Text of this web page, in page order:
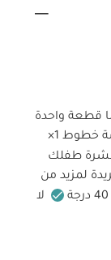
والراحة عند ارتداء هذا الطقم المكون من 3 بيجاما قطعة واحدة
1×
طفلك
لمزيد من
لا